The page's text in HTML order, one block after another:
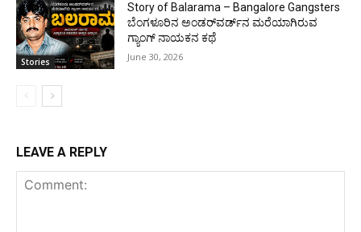
Stories
Story of Balarama – Bangalore Gangsters
ಬೆಂಗಳೂರಿನ ಅಂಡರ್‌ವರ್ಡ್‌ನ ಮರೆಯಾಗಿರುವ
ಗ್ಯಾಂಗ್ ನಾಯಕನ ಕಥೆ
June 30, 2026
LEAVE A REPLY